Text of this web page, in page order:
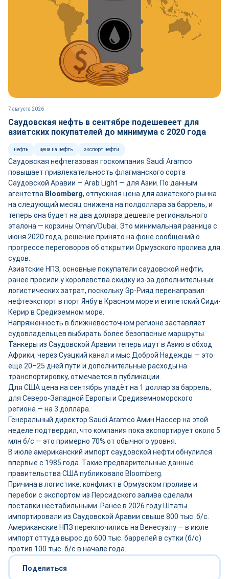
7 августа 2026
Саудовская нефть в сентябре подешевеет для
азиатских покупателей до минимума с 2020 года
нефть цена на нефть экспорт нефти
Саудовская нефтегазовая госкомпания Saudi Aramco
повышает привлекательность флагманского сорта
Саудовской Аравии — Arab Light — для Азии. По данным
агентства Bloomberg, отпускная цена для азиатского рынка
на следующий месяц снижена на полдоллара за баррель, и
теперь она будет на два доллара дешевле регионального
эталона — корзины Oman/Dubai. Это минимальная разница с
июня 2020 года, решение принято на фоне сообщений о
прогрессе переговоров об открытии Ормузского пролива для
судов.
Азиатские НПЗ, основные покупатели саудовской нефти,
ранее просили у королевства скидку из-за дополнительных
логистических затрат, поскольку Эр-Рияд перенаправил
нефтеэкспорт в порт Янбу в Красном море и египетский Сиди-
Керир в Средиземном море.
Напряжённость в ближневосточном регионе заставляет
судовладельцев выбирать более безопасные маршруты.
Танкеры из Саудовской Аравии теперь идут в Азию в обход
Африки, через Суэцкий канал и мыс Доброй Надежды — это
ещё 20–25 дней пути и дополнительные расходы на
транспортировку, отмечается в публикации.
Для США цена на сентябрь упадёт на 1 доллар за баррель,
для Северо-Западной Европы и Средиземноморского
региона — на 3 доллара.
Генеральный директор Saudi Aramco Амин Нассер на этой
неделе подтвердил, что компания пока экспортирует около 5
млн б/с — это примерно 70% от обычного уровня.
В июле американский импорт саудовской нефти обнулился
впервые с 1985 года. Такие предварительные данные
правительства США публиковало Bloomberg.
Причина в логистике: конфликт в Ормузском проливе и
перебои с экспортом из Персидского залива сделали
поставки нестабильными. Ранее в 2026 году Штаты
импортировали из Саудовской Аравии свыше 800 тыс. б/с.
Американские НПЗ переключились на Венесуэлу — в июле
импорт оттуда вырос до 600 тыс. баррелей в сутки (б/с)
против 100 тыс. б/с в начале года.
Поделиться